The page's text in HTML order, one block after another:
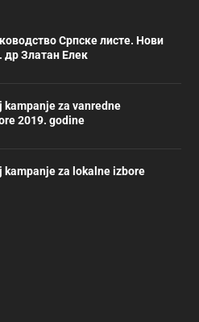
Српске листе. Нови
др Златан Елек
za vanredne
2019. godine
za lokalne izbore